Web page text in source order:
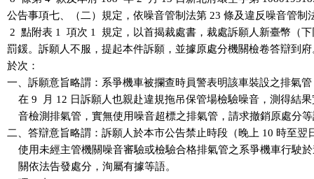
公告事項七、（二）規定，依噪音管制法第 23 條及違反噪音管制
2  點附表 1  項次 1  規定，以首揭裁處書，裁處訴願人新臺幣（
罰鍰。訴願人不服，提起本件訴願，並據原處分機關檢卷答辯到
於次：
一、訴願意旨略謂：系爭機車被攔查時員警表明該車裝設之排氣
在 9  月 12 日訴願人也親赴違規拖吊保管場檢驗噪音，測得結
音檢測排氣管，實無使用噪音超標之排氣管，請求撤銷原處分
二、答辯意旨略謂：訴願人於本市公告禁止時段（晚上 10 時至翌
使用未經主管機關噪音審驗或檢驗合格排氣管之系爭機車行駛
    關依法告發處分，洵屬有據等語。